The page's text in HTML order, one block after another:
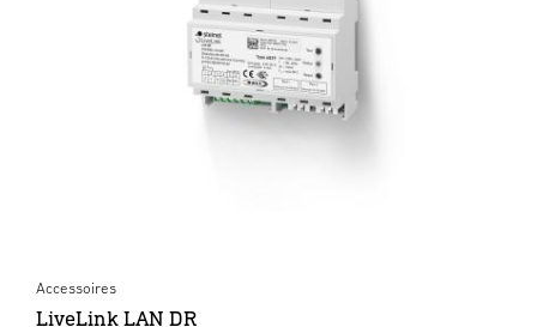
Accessoires
LiveLink LAN DR